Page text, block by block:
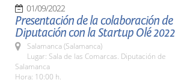
01/09/2022
Presentación de la colaboración de
Diputación con la Startup Olé 2022
Salamanca (Salamanca)
Lugar: Sala de las Comarcas. Diputación de
Salamanca
Hora: 10:00 h.